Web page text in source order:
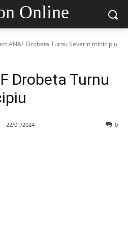
Online
ANAF Drobeta Turnu Severin minicipiu
Drobeta Turnu
22/01/2024 0